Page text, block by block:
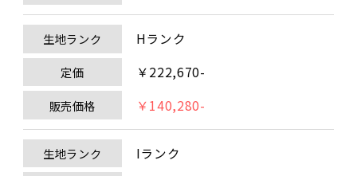
生地ランク Hランク
定価 ￥222,670-
販売価格 ￥140,280-
生地ランク Iランク